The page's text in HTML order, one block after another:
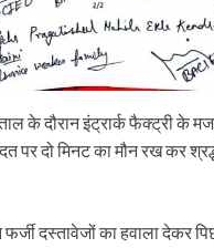
के दौरान इंट्रार्क फैक्ट्री के
पर दो मिनट का मौन रख कर
दस्तावेजों का हवाला देकर